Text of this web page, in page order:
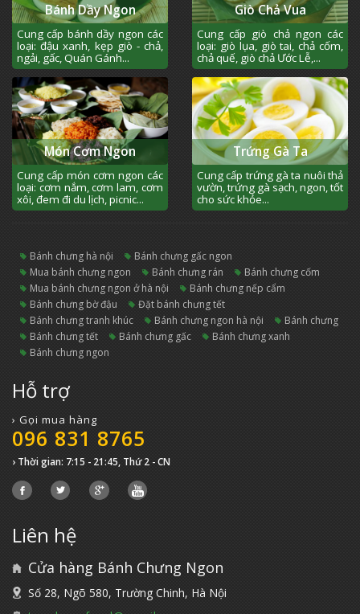
Bánh Dầy Ngon
Cung cấp bánh dầy ngon các
loại: đậu xanh, kẹp giò - chả,
ngải, gấc, Quán Gánh...
Giò Chả Vua
Cung cấp giò chả ngon các
loại: giò lụa, giò tai, chả cốm,
chả quế, giò chả Ước Lễ,...
Món Cơm Ngon
Cung cấp món cơm ngon các
loại: cơm nắm, cơm lam, cơm
xôi, đem đi du lịch, picnic...
Trứng Gà Ta
Cung cấp trứng gà ta nuôi thả
vườn, trứng gà sạch, ngon, tốt
cho sức khỏe...
bánh chưng hà nội
bánh chưng gấc ngon
mua bánh chưng ngon
bánh chưng rán
bánh chưng cốm
mua bánh chưng ngon ở hà nội
bánh chưng nếp cẩm
bánh chưng bờ đậu
đặt bánh chưng tết
bánh chưng tranh khúc
bánh chưng ngon hà nội
bánh chưng
bánh chưng tết
bánh chưng gấc
bánh chưng xanh
bánh chưng ngon
Hỗ trợ
› Gọi mua hàng
096 831 8765
› Thời gian: 7:15 - 21:45, Thứ 2 - CN
Liên hệ
Cửa hàng Bánh Chưng Ngon
Số 28, Ngõ 580, Trường Chinh, Hà Nội